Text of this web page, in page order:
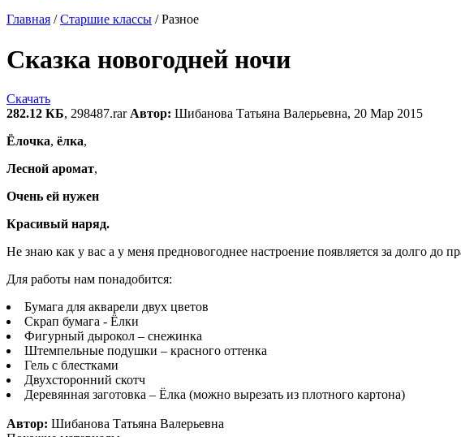
Главная /Старшие классы /Разное
Сказка новогодней ночи
Скачать
282.12 КБ, 298487.rar Автор: Шибанова Татьяна Валерьевна, 20 Мар 2015
Ёлочка, ёлка,
Лесной аромат,
Очень ей нужен
Красивый наряд.
Не знаю как у вас а у меня предновогоднее настроение появляется за долго
Для работы нам понадобится:
Бумага для акварели двух цветов
Скрап бумага - Ёлки
Фигурный дырокол – снежинка
Штемпельные подушки – красного оттенка
Гель с блестками
Двухсторонний скотч
Деревянная заготовка – Ёлка (можно вырезать из плотного картона)
Автор: Шибанова Татьяна Валерьевна